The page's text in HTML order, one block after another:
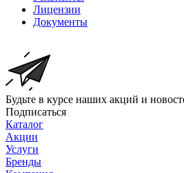
Лицензии
Документы
Будьте в курсе наших акций и
Подписаться
Каталог
Акции
Услуги
Бренды